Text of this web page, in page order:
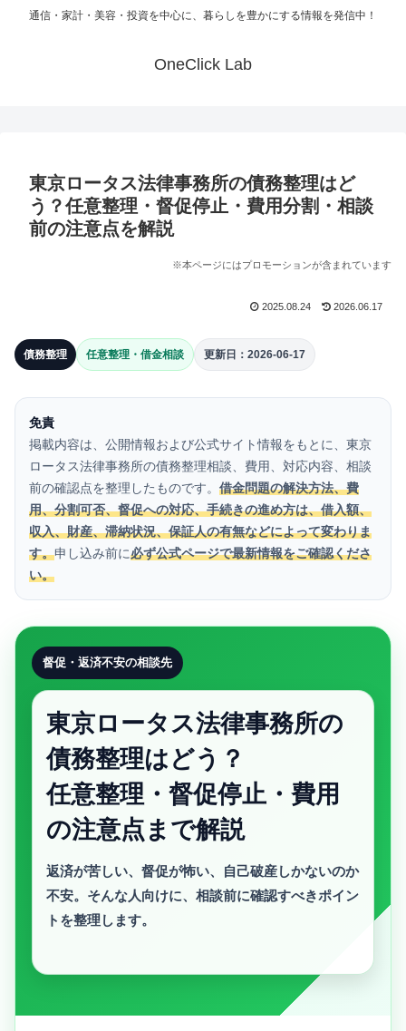
通信・家計・美容・投資を中心に、暮らしを豊かにする情報を発信中！
OneClick Lab
東京ロータス法律事務所の債務整理はど
う？任意整理・督促停止・費用分割・相談
前の注意点を解説
※本ページにはプロモーションが含まれています
2025.08.24 2026.06.17
債務整理 任意整理・借金相談 更新日：2026-06-17
免責
掲載内容は、公開情報および公式サイト情報をもとに、東京
ロータス法律事務所の債務整理相談、費用、対応内容、相談
前の確認点を整理したものです。 借金問題の解決方法、費
用、分割可否、督促への対応、手続きの進め方は、借入額、
収入、財産、滞納状況、保証人の有無などによって変わりま
す。申し込み前に必ず公式ページで最新情報をご確認くださ
い。
督促・返済不安の相談先
東京ロータス法律事務所の
債務整理はどう？
任意整理・督促停止・費用
の注意点まで解説
返済が苦しい、督促が怖い、自己破産しかないのか
不安。そんな人向けに、相談前に確認すべきポイン
トを整理します。